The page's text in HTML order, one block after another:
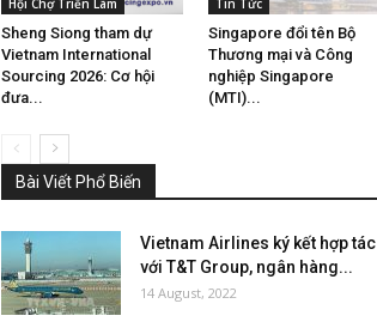
Sheng Siong tham dự
Vietnam International
Sourcing 2026: Cơ hội
đưa...
Singapore đổi tên Bộ
Thương mại và Công
nghiệp Singapore
(MTI)...
Bài Viết Phổ Biến
Vietnam Airlines ký kết hợp tác
với T&T Group, ngân hàng...
14 August, 2022